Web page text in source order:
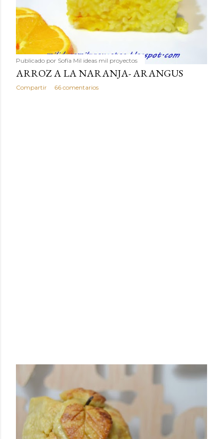
Publicado por Sofía Mil ideas mil proyectos
ARROZ A LA NARANJA- ARANGUS
Compartir 66 comentarios